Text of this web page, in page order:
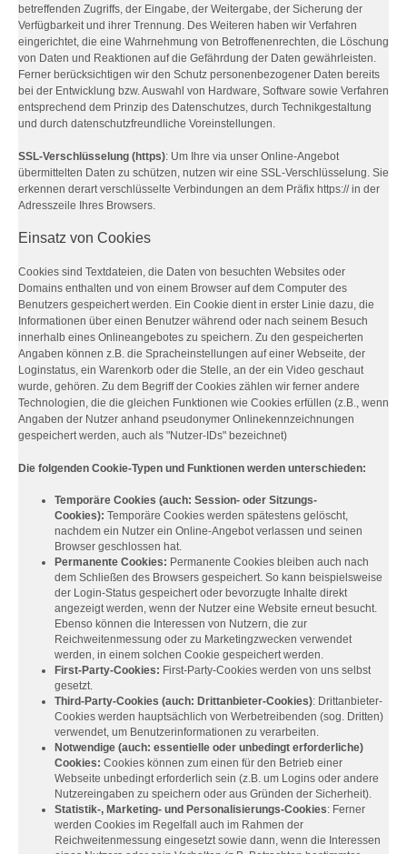
betreffenden Zugriffs, der Eingabe, der Weitergabe, der Sicherung der
Verfügbarkeit und ihrer Trennung. Des Weiteren haben wir Verfahren
eingerichtet, die eine Wahrnehmung von Betroffenenrechten, die Löschung
von Daten und Reaktionen auf die Gefährdung der Daten gewährleisten.
Ferner berücksichtigen wir den Schutz personenbezogener Daten bereits
bei der Entwicklung bzw. Auswahl von Hardware, Software sowie Verfahren
entsprechend dem Prinzip des Datenschutzes, durch Technikgestaltung
und durch datenschutzfreundliche Voreinstellungen.
SSL-Verschlüsselung (https): Um Ihre via unser Online-Angebot
übermittelten Daten zu schützen, nutzen wir eine SSL-Verschlüsselung. Sie
erkennen derart verschlüsselte Verbindungen an dem Präfix https:// in der
Adresszeile Ihres Browsers.
Einsatz von Cookies
Cookies sind Textdateien, die Daten von besuchten Websites oder
Domains enthalten und von einem Browser auf dem Computer des
Benutzers gespeichert werden. Ein Cookie dient in erster Linie dazu, die
Informationen über einen Benutzer während oder nach seinem Besuch
innerhalb eines Onlineangebotes zu speichern. Zu den gespeicherten
Angaben können z.B. die Spracheinstellungen auf einer Webseite, der
Loginstatus, ein Warenkorb oder die Stelle, an der ein Video geschaut
wurde, gehören. Zu dem Begriff der Cookies zählen wir ferner andere
Technologien, die die gleichen Funktionen wie Cookies erfüllen (z.B., wenn
Angaben der Nutzer anhand pseudonymer Onlinekennzeichnungen
gespeichert werden, auch als "Nutzer-IDs" bezeichnet)
Die folgenden Cookie-Typen und Funktionen werden unterschieden:
Temporäre Cookies (auch: Session- oder Sitzungs-
Cookies): Temporäre Cookies werden spätestens gelöscht,
nachdem ein Nutzer ein Online-Angebot verlassen und seinen
Browser geschlossen hat.
Permanente Cookies: Permanente Cookies bleiben auch nach
dem Schließen des Browsers gespeichert. So kann beispielsweise
der Login-Status gespeichert oder bevorzugte Inhalte direkt
angezeigt werden, wenn der Nutzer eine Website erneut besucht.
Ebenso können die Interessen von Nutzern, die zur
Reichweitenmessung oder zu Marketingzwecken verwendet
werden, in einem solchen Cookie gespeichert werden.
First-Party-Cookies: First-Party-Cookies werden von uns selbst
gesetzt.
Third-Party-Cookies (auch: Drittanbieter-Cookies): Drittanbieter-
Cookies werden hauptsächlich von Werbetreibenden (sog. Dritten)
verwendet, um Benutzerinformationen zu verarbeiten.
Notwendige (auch: essentielle oder unbedingt erforderliche)
Cookies: Cookies können zum einen für den Betrieb einer
Webseite unbedingt erforderlich sein (z.B. um Logins oder andere
Nutzereingaben zu speichern oder aus Gründen der Sicherheit).
Statistik-, Marketing- und Personalisierungs-Cookies: Ferner
werden Cookies im Regelfall auch im Rahmen der
Reichweitenmessung eingesetzt sowie dann, wenn die Interessen